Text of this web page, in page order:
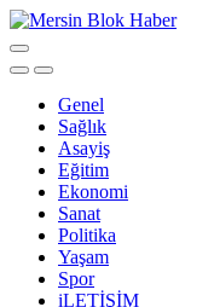
Genel
Sağlık
Asayiş
Eğitim
Ekonomi
Sanat
Politika
Yaşam
Spor
iLETİŞİM